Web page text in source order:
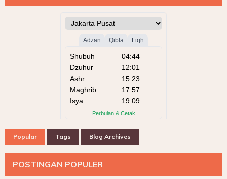
Popular Tags Blog Archives
POSTINGAN POPULER